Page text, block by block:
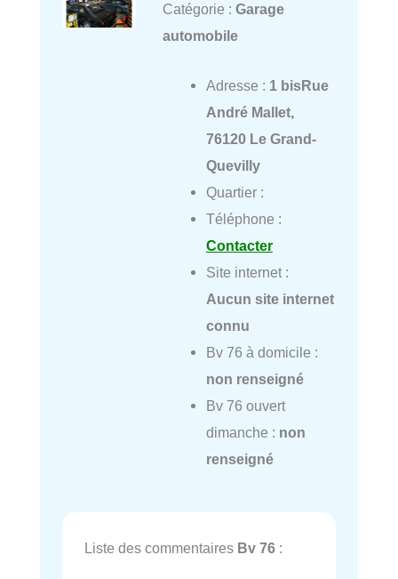
Catégorie : Garage
automobile
Adresse : 1 bisRue
André Mallet,
76120 Le Grand-
Quevilly
Quartier :
Téléphone :
Contacter
Site internet :
Aucun site internet
connu
Bv 76 à domicile :
non renseigné
Bv 76 ouvert
dimanche : non
renseigné
Liste des commentaires Bv 76 :